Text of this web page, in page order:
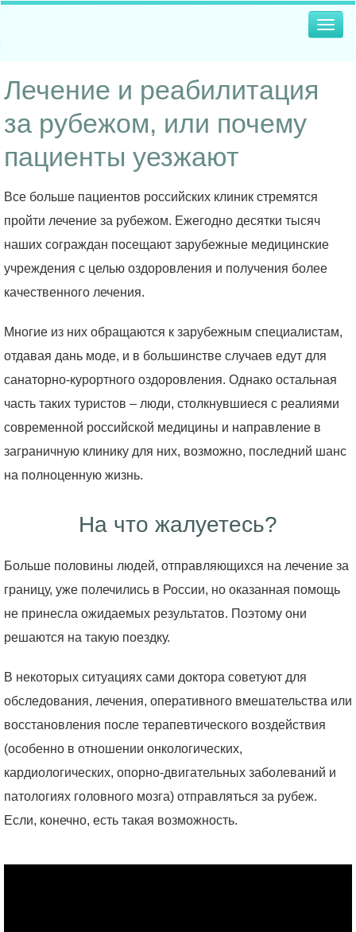
Лечение и реабилитация
за рубежом, или почему
пациенты уезжают
Все больше пациентов российских клиник стремятся
пройти лечение за рубежом. Ежегодно десятки тысяч
наших сограждан посещают зарубежные медицинские
учреждения с целью оздоровления и получения более
качественного лечения.
Многие из них обращаются к зарубежным специалистам,
отдавая дань моде, и в большинстве случаев едут для
санаторно-курортного оздоровления. Однако остальная
часть таких туристов – люди, столкнувшиеся с реалиями
современной российской медицины и направление в
заграничную клинику для них, возможно, последний шанс
на полноценную жизнь.
На что жалуетесь?
Больше половины людей, отправляющихся на лечение за
границу, уже полечились в России, но оказанная помощь
не принесла ожидаемых результатов. Поэтому они
решаются на такую поездку.
В некоторых ситуациях сами доктора советуют для
обследования, лечения, оперативного вмешательства или
восстановления после терапевтического воздействия
(особенно в отношении онкологических,
кардиологических, опорно-двигательных заболеваний и
патологиях головного мозга) отправляться за рубеж.
Если, конечно, есть такая возможность.